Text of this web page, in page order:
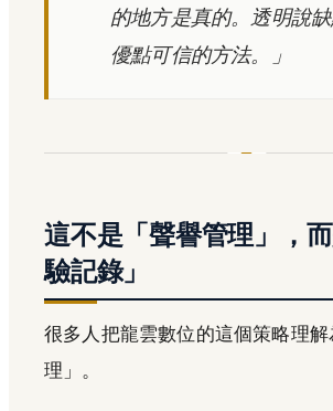
的地方是真的。透明說
優點可信的方法。」
這不是「聲譽管理」，
驗記錄」
很多人把龍雲數位的這個策略理
理」。